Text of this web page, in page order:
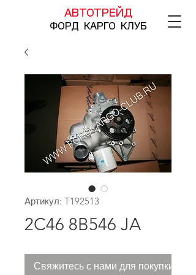
АВТОТРЕЙД
ФОРД КАРГО КЛУБ
Артикул: T192513
2C46 8B546 JA
Свяжитесь с нами для покупки